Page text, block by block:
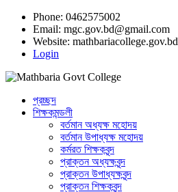
Phone: 0462575002
Email: mgc.gov.bd@gmail.com
Website: mathbariacollege.gov.bd
Login
প্রচ্ছদ
শিক্ষকমন্ডলী
বর্তমান অধ্যক্ষ মহোদয়
বর্তমান ‌উপাধ্যক্ষ মহোদয়
কর্মরত শিক্ষকবৃন্দ
প্রাক্তন অধ্যক্ষবৃন্দ
প্রাক্তন উপাধ্যক্ষবৃন্দ
প্রাক্তন শিক্ষকবৃন্দ